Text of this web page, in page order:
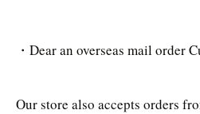
・Dear an overseas mail order
Our store also accepts orders